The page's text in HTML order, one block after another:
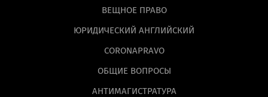
ВЕЩНОЕ ПРАВО
ЮРИДИЧЕСКИЙ АНГЛИЙСКИЙ
CORONAPRAVO
ОБЩИЕ ВОПРОСЫ
АНТИМАГИСТРАТУРА